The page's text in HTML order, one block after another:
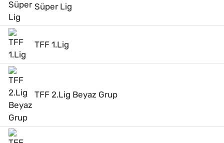
Süper Lig
TFF 1.Lig
TFF 2.Lig Beyaz Grup